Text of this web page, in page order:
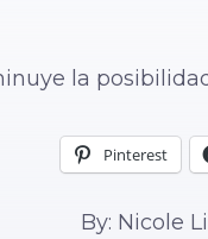
la
Pinterest
By: Nicole